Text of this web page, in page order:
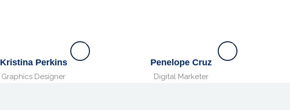
Kristina Perkins
Graphics Designer
Penelope Cruz
Digital Marketer